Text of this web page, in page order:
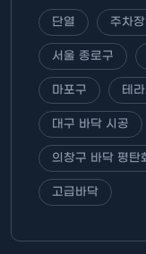
단열 주차
서울 종로구
마포구 테
대구 바닥 시공
의창구 바닥 평탄
고급바닥